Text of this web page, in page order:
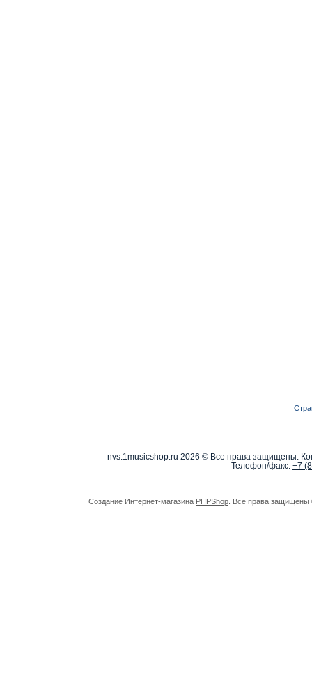
nvs.1musicshop.ru 2026 © Все права защищены.
Телефон/факс: +7
Создание Интернет-магазина PHPShop . Все права защищены